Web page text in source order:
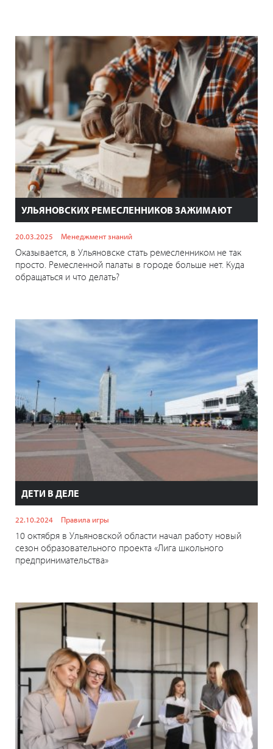
УЛЬЯНОВСКИХ РЕМЕСЛЕННИКОВ ЗАЖИМАЮТ
20.03.2025 Менеджмент знаний
Оказывается, в Ульяновске стать ремесленником не так
просто. Ремесленной палаты в городе больше нет. Куда
обращаться и что делать?
ДЕТИ В ДЕЛЕ
22.10.2024 Правила игры
10 октября в Ульяновской области начал работу новый
сезон образовательного проекта «Лига школьного
предпринимательства»